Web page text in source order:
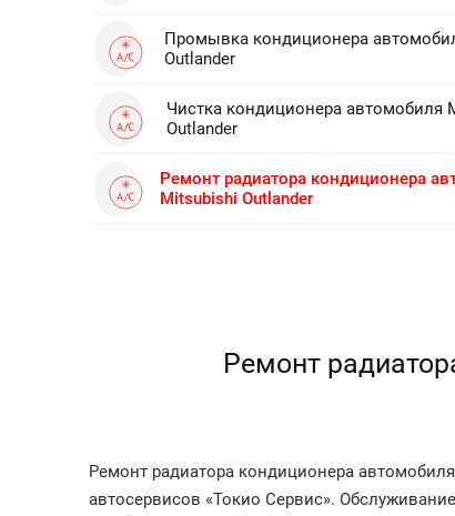
Промывка кондиционера
Outlander
Чистка кондиционера автомобиля
Outlander
Ремонт радиатора кондиционера
Mitsubishi Outlander
Ремонт
Ремонт радиатора кондиционера
автосервисов «Токио Сервис».